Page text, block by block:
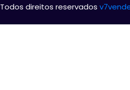
Todos direitos reservados